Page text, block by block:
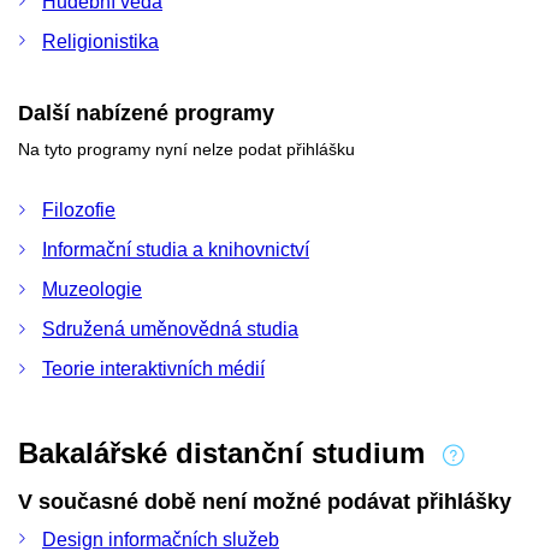
Religionistika
Další nabízené programy
Na tyto programy nyní nelze podat přihlášku
Filozofie
Informační studia a knihovnictví
Muzeologie
Sdružená uměnovědná studia
Teorie interaktivních médií
Bakalářské distanční studium
V současné době není možné podávat přihlášky
Design informačních služeb